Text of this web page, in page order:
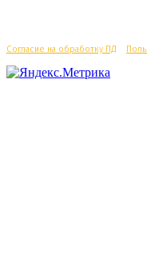
Согласие на обработку ПД